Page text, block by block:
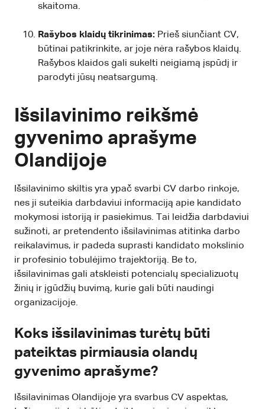
skaitoma.
Rašybos klaidų tikrinimas: Prieš siunčiant CV,
būtinai patikrinkite, ar joje nėra rašybos klaidų.
Rašybos klaidos gali sukelti neigiamą įspūdį ir
parodyti jūsų neatsargumą.
Išsilavinimo reikšmė
gyvenimo aprašyme
Olandijoje
Išsilavinimo skiltis yra ypač svarbi CV darbo rinkoje,
nes ji suteikia darbdaviui informaciją apie kandidato
mokymosi istoriją ir pasiekimus. Tai leidžia darbdaviui
sužinoti, ar pretendento išsilavinimas atitinka darbo
reikalavimus, ir padeda suprasti kandidato mokslinio
ir profesinio tobulėjimo trajektoriją. Be to,
išsilavinimas gali atskleisti potencialų specializuotų
žinių ir įgūdžių buvimą, kurie gali būti naudingi
organizacijoje.
Koks išsilavinimas turėtų būti
pateiktas pirmiausia olandų
gyvenimo aprašyme?
Išsilavinimas Olandijoje yra svarbus CV aspektas,